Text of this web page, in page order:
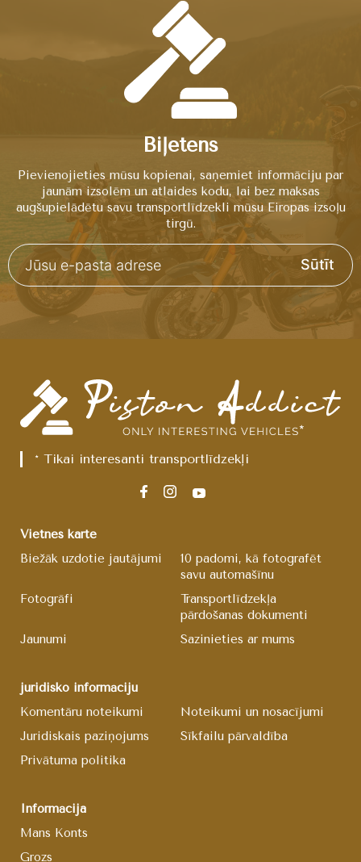
Biļetens
Pievienojieties mūsu kopienai, saņemiet informāciju par
jaunām izsolēm un atlaides kodu, lai bez maksas
augšupielādētu savu transportlīdzekli mūsu Eiropas izsoļu
tirgū.
Sūtīt
* Tikai interesanti transportlīdzekļi
Vietnes karte
Biežāk uzdotie jautājumi
10 padomi, kā fotografēt
savu automašīnu
Fotogrāfi
Transportlīdzekļa
pārdošanas dokumenti
Jaunumi
Sazinieties ar mums
juridisko informāciju
Komentāru noteikumi
Noteikumi un nosacījumi
Juridiskais paziņojums
Sīkfailu pārvaldība
Privātuma politika
Informācija
Mans Konts
Grozs